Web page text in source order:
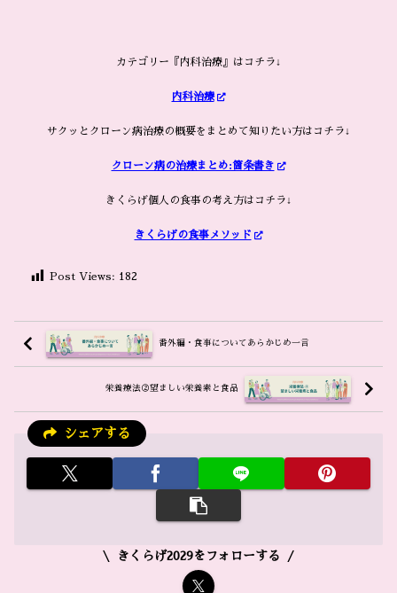
カテゴリー『内科治療』はコチラ↓
内科治療
サクッとクローン病治療の概要をまとめて知りたい方はコチラ↓
クローン病の治療まとめ:箇条書き
きくらげ個人の食事の考え方はコチラ↓
きくらげの食事メソッド
Post Views: 182
番外編・食事についてあらかじめ一言
栄養療法②望ましい栄養素と食品
シェアする
きくらげ2029をフォローする